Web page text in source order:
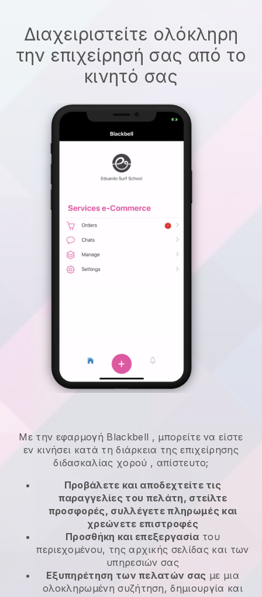
Διαχειριστείτε ολόκληρη
την επιχείρησή σας από το
κινητό σας
Με την εφαρμογή Blackbell , μπορείτε να είστε
εν κινήσει κατά τη διάρκεια της επιχείρησης
διδασκαλίας χορού , απίστευτο;
Προβάλετε και αποδεχτείτε τις
παραγγελίες του πελάτη, στείλτε
προσφορές, συλλέγετε πληρωμές και
χρεώνετε επιστροφές
Προσθήκη και επεξεργασία του
περιεχομένου, της αρχικής σελίδας και των
υπηρεσιών σας
Εξυπηρέτηση των πελατών σας με μια
ολοκληρωμένη συζήτηση, δημιουργία και